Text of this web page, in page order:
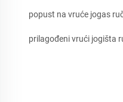
popust na vruće jogas
prilagođeni vrući jogišta